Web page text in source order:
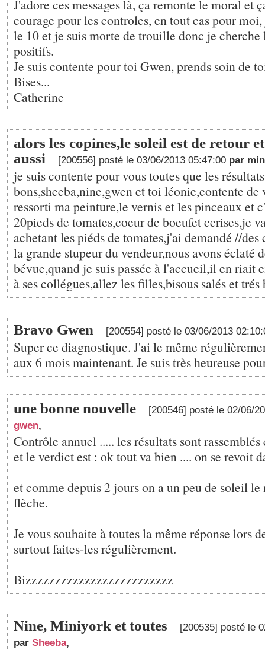
J'adore ces messages là, ça remonte le moral et
courage pour les controles, en tout cas pour
le 10 et je suis morte de trouille donc je cherche
positifs.
Je suis contente pour toi Gwen, prends soin de
Bises...
Catherine
alors les copines,le soleil est de retour
aussi
[200556] posté le 03/06/2013 05:47:00 par
je suis contente pour vous toutes que les
bons,sheeba,nine,gwen et toi léonie,contente
ressorti ma peinture,le vernis et les pinceaux et
20pieds de tomates,coeur de boeufet cerises,je
achetant les piéds de tomates,j'ai demandé //des
la grande stupeur du vendeur,nous avons éclaté
bévue,quand je suis passée à l'accueil,il en riait
à ses collégues,allez les filles,bisous salés et
Bravo Gwen [200554] posté le 03/06/2013
Super ce diagnostique. J'ai le même
aux 6 mois maintenant. Je suis très heureuse
une bonne nouvelle
[200546] posté le 02/06/
gwen,
Contrôle annuel ..... les résultats sont
et le verdict est : ok tout va bien .... on se revoit
et comme depuis 2 jours on a un peu de soleil
flèche.
Je vous souhaite à toutes la même réponse lors
surtout faites-les régulièrement.
Bizzzzzzzzzzzzzzzzzzzzzzzzz
Nine, Miniyork et toutes
[200535] posté le
par Sheeba,